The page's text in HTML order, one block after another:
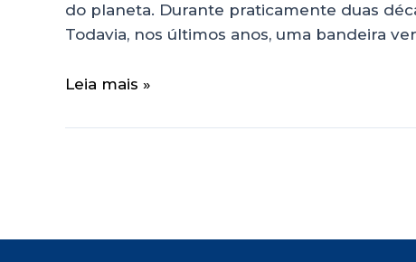
do planeta. Durante praticamente duas
Todavia, nos últimos anos, uma bandeira
Leia mais »